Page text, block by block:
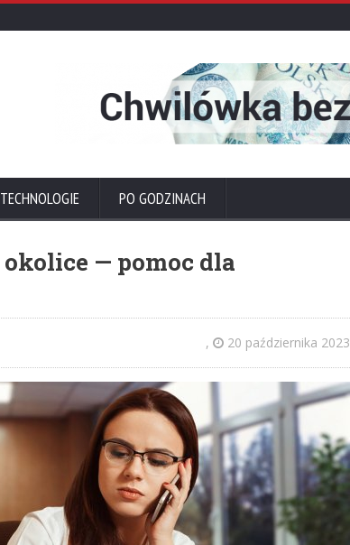
TECHNOLOGIE PO GODZINACH
— pomoc dla
, 20 października 2023